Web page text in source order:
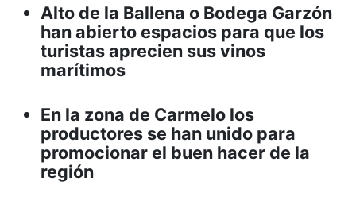
Alto de la Ballena o Bodega Garzón
han abierto espacios para que los
turistas aprecien sus vinos
marítimos
En la zona de Carmelo los
productores se han unido para
promocionar el buen hacer de la
región